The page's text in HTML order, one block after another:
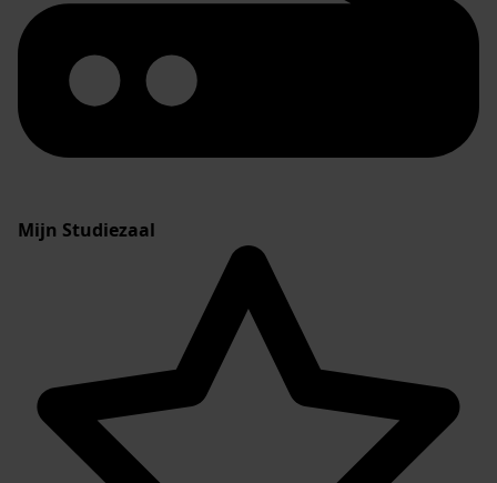
Mijn Studiezaal